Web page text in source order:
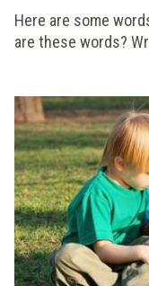
Here are some
are these words?